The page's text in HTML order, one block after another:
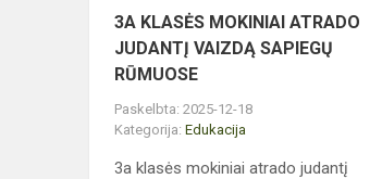
3A KLASĖS MOKINIAI ATRADO
JUDANTĮ VAIZDĄ SAPIEGŲ
RŪMUOSE
Paskelbta: 2025-12-18
Kategorija: Edukacija
3a klasės mokiniai atrado judantį